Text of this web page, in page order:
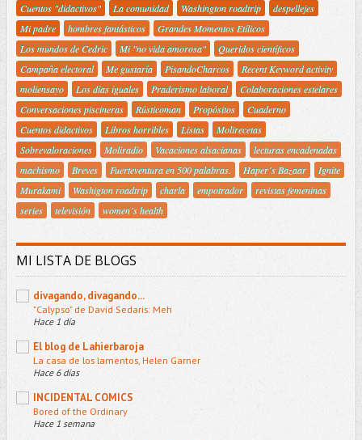
Cuentos "didactivos"
La comunidad Washington roadtrip
despellejes
Mi padre
hombres fantásticos
Grandes Momentos Etílicos
Los mundos de Cedric
Mi "no vida amorosa"
Queridos científicos
Campaña electoral
Me gustaría PisandoCharcos
Recent Keyword activity
moliensayo
Los días iguales Praderismo laboral
Colaboraciones estelares
Conversaciones piscineras
Rústicoman Propósitos
Cuaderno
Cuentos didactivos
Libros horribles Listas
Molirecetas
Sobrevaloraciones
Moliradio Vacaciones alsacianas
lecturas encadenadas
machismo
Breves Fuerteventura en 500 palabras. Haper´s Bazaar
Ignite
Murakami
Washigton roadtrip charla empotrador
revistas femeninas
series
televisión women´s health
MI LISTA DE BLOGS
divagando, divagando...
"Calypso" de David Sedaris: Meh
Hace 1 día
El blog de Lahierbaroja
La casa de los lamentos, Helen Garner
Hace 6 días
INCIDENTAL COMICS
Bored of the Ordinary
Hace 1 semana